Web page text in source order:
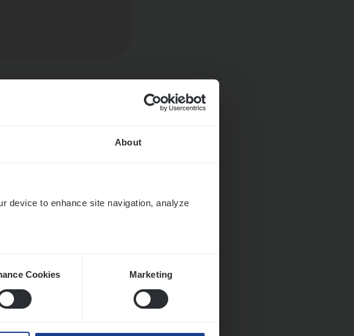
About
device to enhance site navigation, analyze
Cookies Marketing